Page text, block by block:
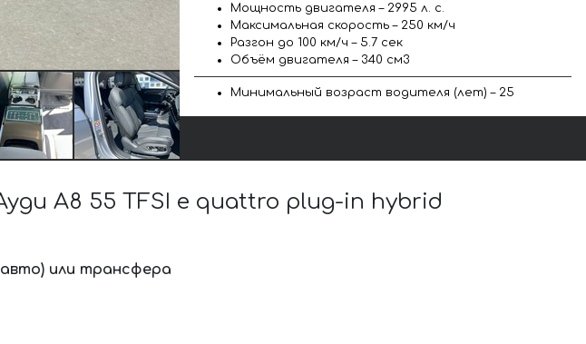
Мощность двигателя – 2995 л. с.
Максимальная скорость – 250 км/ч
Разгон до 100 км/ч – 5.7 сек
Объём двигателя – 340 см3
Минимальный возраст водителя (лет) – 25
A8 55 TFSI e quattro plug-in hybrid
или трансфера